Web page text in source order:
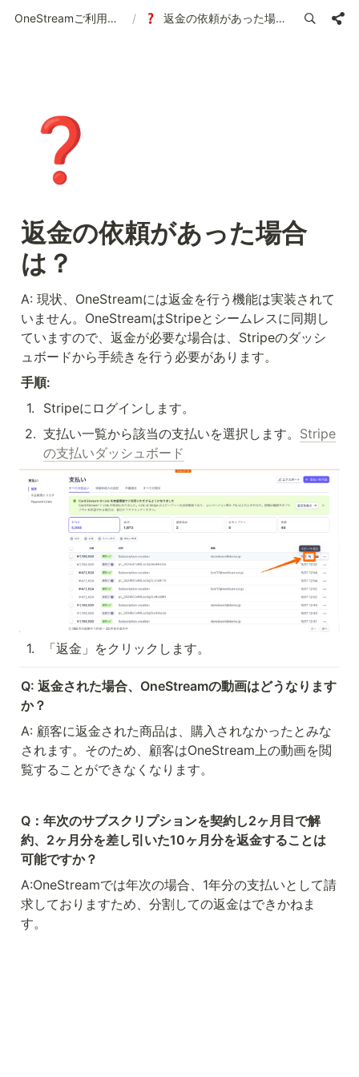
OneStreamご利用ガイド | 使い方の案内 / 返金の依頼があった場合は？
❓
返金の依頼があった場合
は？
A: 現状、OneStreamには返金を行う機能は実装されて
いません。OneStreamはStripeとシームレスに同期し
ていますので、返金が必要な場合は、Stripeのダッシ
ュボードから手続きを行う必要があります。
手順:
1.
Stripeにログインします。
2. 支払い一覧から該当の支払いを選択します。 Stripe
の支払いダッシュボード
1. 「返金」をクリックします。
Q: 返金された場合、OneStreamの動画はどうなります
か？
A: 顧客に返金された商品は、購入されなかったとみな
されます。そのため、顧客はOneStream上の動画を閲
覧することができなくなります。
Q：年次のサブスクリプションを契約し2ヶ月目で解
約、2ヶ月分を差し引いた10ヶ月分を返金することは
可能ですか？
A:OneStreamでは年次の場合、1年分の支払いとして請
求しておりますため、分割しての返金はできかねま
す。